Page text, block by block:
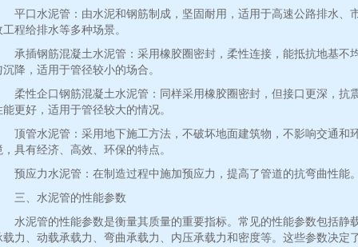
平口水泥管：由水泥和钢筋制成，坚固耐用，适用于高速公路排水、
工程给排水等多种场景。
承插钢筋混凝土水泥管：采用橡胶圈密封，柔性连接，能抵抗地基不
沉降，适用于管径较小的场合。
柔性企口钢筋混凝土水泥管：同样采用橡胶圈密封，但接口更深，抗
能更好，适用于管径较大的情况。
顶管水泥管：采用地下施工方法，不破坏地面建筑物，不影响交通和
，具有经济、高效、环保的特点。
预应力水泥管：在制造过程中施加预应力，提高了管道的抗弯曲性能
三、水泥管的性能参数
水泥管的性能参数是衡量其质量的重要指标。常见的性能参数包括静
载力、动载承载力、弯曲承载力、内压承载力和密度等。这些参数决定